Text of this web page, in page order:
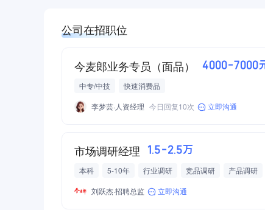
公司在招职位
今麦郎业务专员（面品） 4000-7000
中专/中技
快速消费品
李梦芸·人资经理 今日回复10次 立即沟通
市场调研经理 1.5-2.5万
本科 5-10年 行业调研 竞品调研 产品调研
刘跃杰·招聘总监
立即沟通